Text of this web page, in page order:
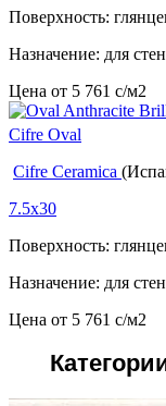
Поверхность:
Назначение: для стен
Цена от 5 761 c/м2
Cifre Oval
Cifre Ceramica
7.5x30
Поверхность:
Назначение: для стен
Цена от 5 761 c/м2